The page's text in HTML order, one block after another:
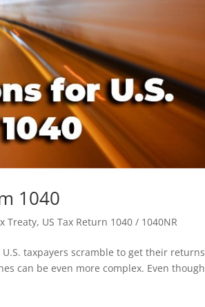
1040
Treaty, US Tax Return 1040 / 1040NR
taxpayers scramble to get their returns
can be even more complex. Even though